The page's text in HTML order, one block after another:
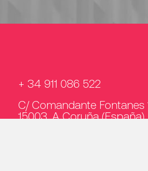
+ 34 911 086 522
C/ Comandante Fontanes
15003, A Coruña (España)